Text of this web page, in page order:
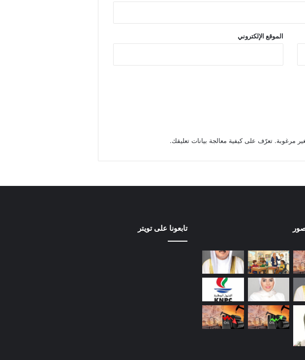
الموقع الإلكتروني
تعرّف على كيفية معالجة بيانات تعليقك.
تابعونا على تويتر